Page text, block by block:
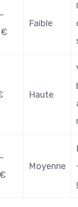
Faible
Haute
Moyenne